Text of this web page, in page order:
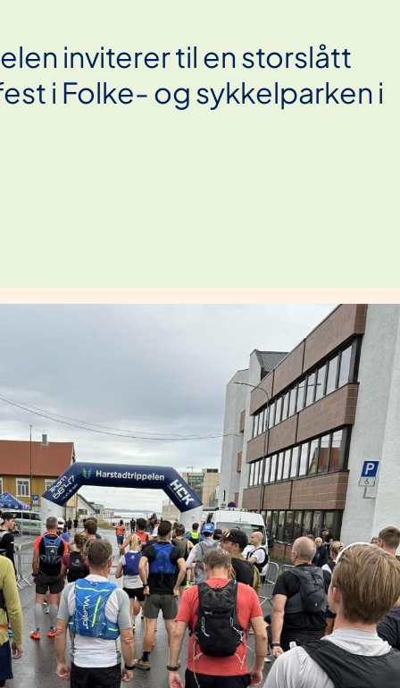
inviterer til en storslått
i Folke- og sykkelparken i